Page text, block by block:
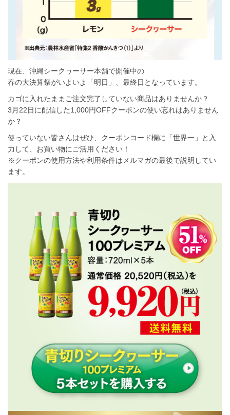
現在、沖縄シークヮーサー本舗で開催中の
春の大決算祭がいよいよ「明日」、最終日となっています。
カゴに入れたままご注文完了していない商品はありませんか？
3月22日に配信した1,000円OFFクーポンの使い忘れはありません
か？
使っていない皆さんはぜひ、クーポンコード欄に「世界一」と入
力して、お買い物にご活用ください！
※クーポンの使用方法や利用条件はメルマガの最後で説明してい
ます。